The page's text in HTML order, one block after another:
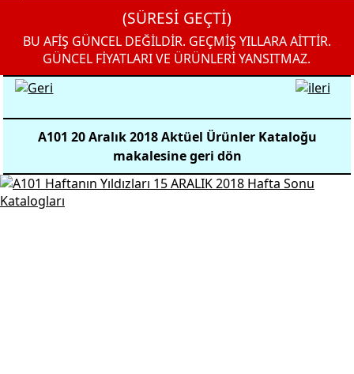
(SÜRESİ GEÇTİ)
BU AFİŞ GÜNCEL DEĞİLDİR. GEÇMİŞ YILLARA AİTTİR.
GÜNCEL FİYATLARI VE ÜRÜNLERİ YANSITMAZ.
A101 20 Aralık 2018 Aktüel Ürünler Kataloğu
makalesine geri dön